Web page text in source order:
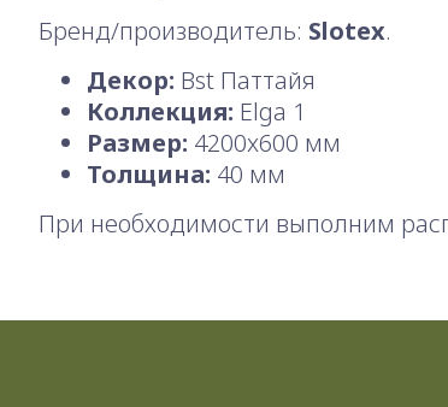
Бренд/производитель: Slotex.
Декор: Bst Паттайя
Коллекция: Elga 1
Размер: 4200x600 мм
Толщина: 40 мм
При необходимости выполним